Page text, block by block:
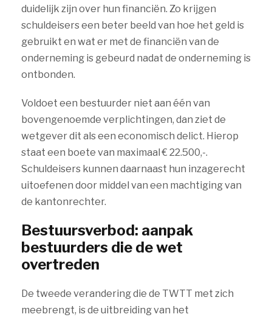
duidelijk zijn over hun financiën. Zo krijgen
schuldeisers een beter beeld van hoe het geld is
gebruikt en wat er met de financiën van de
onderneming is gebeurd nadat de onderneming is
ontbonden.
Voldoet een bestuurder niet aan één van
bovengenoemde verplichtingen, dan ziet de
wetgever dit als een economisch delict. Hierop
staat een boete van maximaal € 22.500,-.
Schuldeisers kunnen daarnaast hun inzagerecht
uitoefenen door middel van een machtiging van
de kantonrechter.
Bestuursverbod: aanpak
bestuurders die de wet
overtreden
De tweede verandering die de TWTT met zich
meebrengt, is de uitbreiding van het